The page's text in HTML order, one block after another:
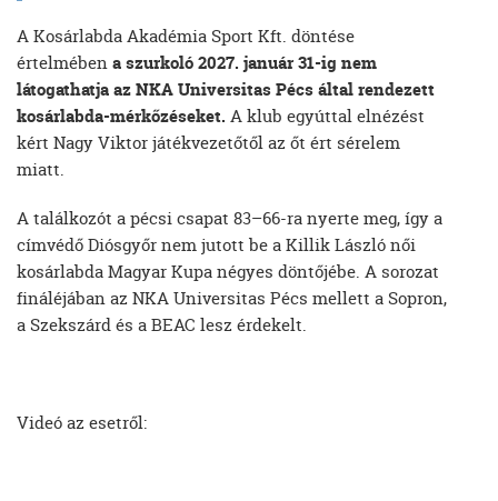
A Kosárlabda Akadémia Sport Kft. döntése
értelmébena szurkoló 2027. január 31-ig nem
látogathatja az NKA Universitas Pécs által rendezett
kosárlabda-mérkőzéseket. A klub egyúttal elnézést
kért Nagy Viktor játékvezetőtől az őt ért sérelem
miatt.
A találkozót a pécsi csapat 83–66-ra nyerte meg, így a
címvédő Diósgyőr nem jutott be a Killik László női
kosárlabda Magyar Kupa négyes döntőjébe. A sorozat
fináléjában az NKA Universitas Pécs mellett a Sopron,
a Szekszárd és a BEAC lesz érdekelt.
Videó az esetről: